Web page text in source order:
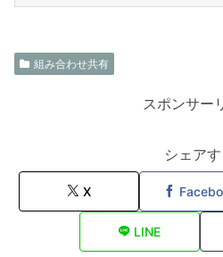
組み合わせ共有
スポンサー
シェア
X
LINE